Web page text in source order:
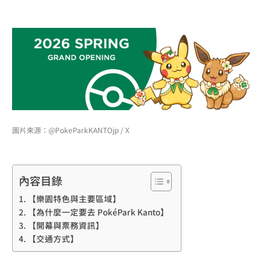
圖片來源：@PokeParkKANTOjp / X
內容目錄
【樂園特色與主要區域】
【為什麼一定要去 PokéPark Kanto】
【開幕與票務資訊】
【交通方式】